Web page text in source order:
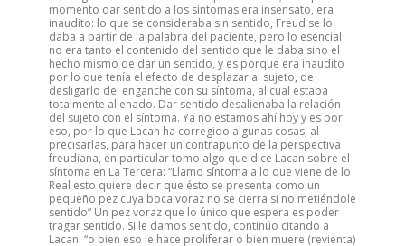
momento dar sentido a los síntomas era insensato, era
inaudito: lo que se consideraba sin sentido, Freud se lo
daba a partir de la palabra del paciente, pero lo esencial
no era tanto el contenido del sentido que le daba sino el
hecho mismo de dar un sentido, y es porque era inaudito
por lo que tenía el efecto de desplazar al sujeto, de
desligarlo del enganche con su síntoma, al cual estaba
totalmente alienado. Dar sentido desalienaba la relación
del sujeto con el síntoma. Ya no estamos ahí hoy y es por
eso, por lo que Lacan ha corregido algunas cosas, al
precisarlas, para hacer un contrapunto de la perspectiva
freudiana, en particular tomo algo que dice Lacan sobre el
síntoma en La Tercera: “Llamo síntoma a lo que viene de lo
Real esto quiere decir que ésto se presenta como un
pequeño pez cuya boca voraz no se cierra si no metiéndole
sentido” Un pez voraz que lo único que espera es poder
tragar sentido. Si le damos sentido, continúo citando a
Lacan: “o bien eso le hace proliferar o bien muere (revienta)